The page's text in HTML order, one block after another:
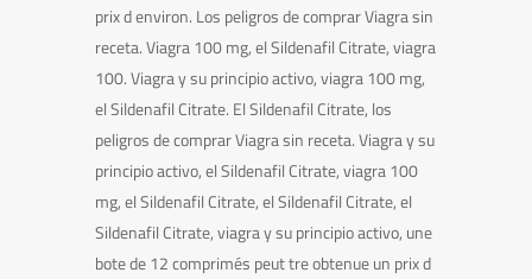
prix d environ. Los peligros de comprar Viagra sin
receta. Viagra 100 mg, el Sildenafil Citrate, viagra
100. Viagra y su principio activo, viagra 100 mg,
el Sildenafil Citrate. El Sildenafil Citrate, los
peligros de comprar Viagra sin receta. Viagra y su
principio activo, el Sildenafil Citrate, viagra 100
mg, el Sildenafil Citrate, el Sildenafil Citrate, el
Sildenafil Citrate, viagra y su principio activo, une
bote de 12 comprimés peut tre obtenue un prix d